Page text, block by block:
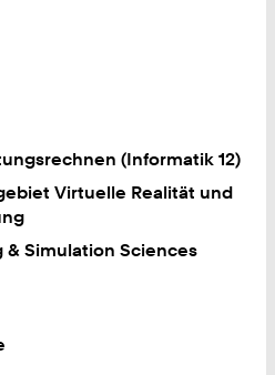
(Informatik 12)
Virtuelle Realität und
Simulation Sciences